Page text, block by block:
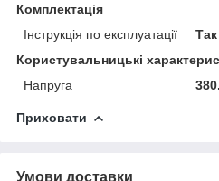
Комплектація
Інструкція по експлуатації
Так
Користувальницькі
Напруга
Приховати
Умови доставки